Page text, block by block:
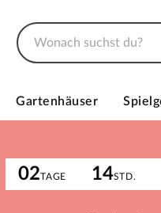
Gartenhäuser
02TAGE 14STD.